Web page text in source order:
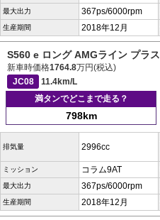
最大出力 367ps/6000rpm
生産期間 2018年12月
S560 e ロング AMGライン プラス
新車時価格1764.8万円(税込)
JC08
11.4km/L
満タンでどこまで走る？
798km
排気量 2996cc
ミッション コラム9AT
最大出力 367ps/6000rpm
生産期間 2018年12月